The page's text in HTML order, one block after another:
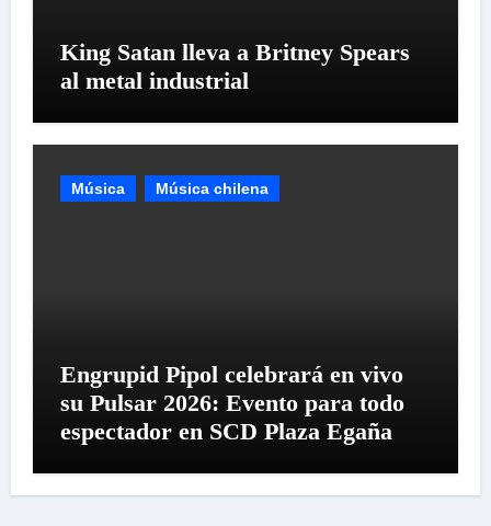
King Satan lleva a Britney Spears
al metal industrial
Música Música chilena
Engrupid Pipol celebrará en vivo
su Pulsar 2026: Evento para todo
espectador en SCD Plaza Egaña